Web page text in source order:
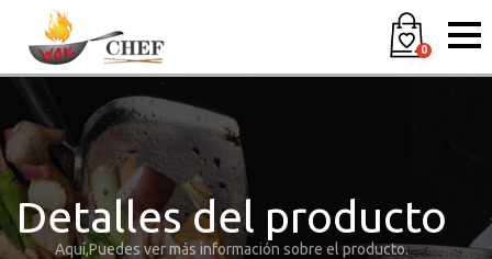
0
Detalles del producto
Aquí,Puedes ver más información sobre el producto.